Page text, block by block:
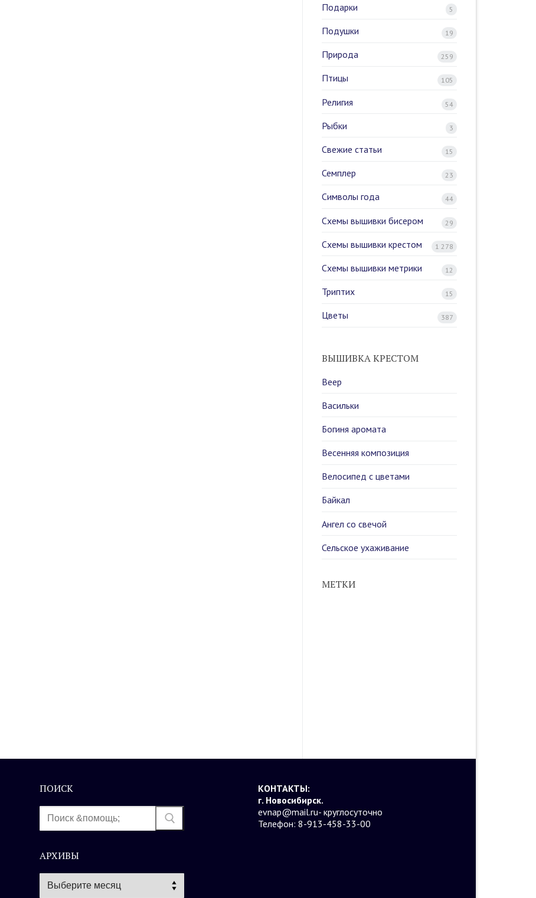
Подарки 5
Подушки 19
Природа 259
Птицы 105
Религия 54
Рыбки 3
Свежие статьи 15
Семплер 23
Символы года 44
Схемы вышивки бисером 29
Схемы вышивки крестом 1 278
Схемы вышивки метрики 12
Триптих 15
Цветы 387
ВЫШИВКА КРЕСТОМ
Веер
Васильки
Богиня аромата
Весенняя композиция
Велосипед с цветами
Байкал
Ангел со свечой
Сельское ухаживание
МЕТКИ
ПОИСК
Найти:
АРХИВЫ
КОНТАКТЫ:
г. Новосибирск.
evnap@mail.ru- круглосуточно
Телефон: 8-913-458-33-00